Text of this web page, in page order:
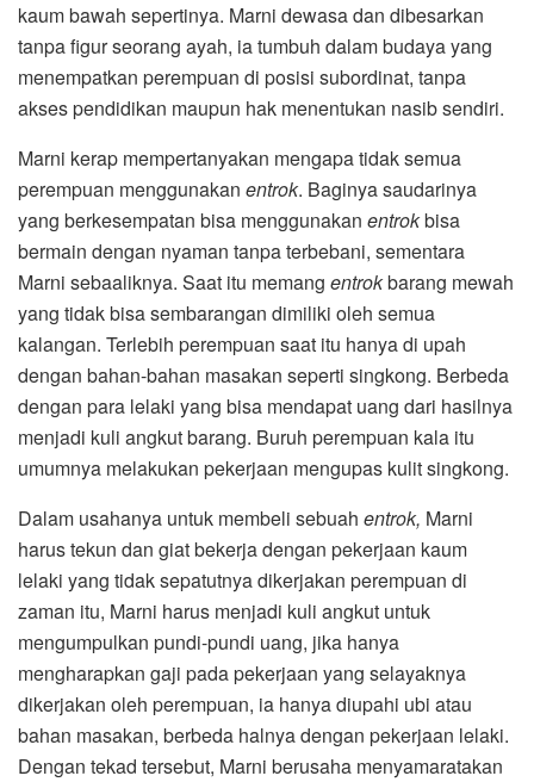
kaum bawah sepertinya. Marni dewasa dan dibesarkan
tanpa figur seorang ayah, ia tumbuh dalam budaya yang
menempatkan perempuan di posisi subordinat, tanpa
akses pendidikan maupun hak menentukan nasib sendiri.
Marni kerap mempertanyakan mengapa tidak semua
perempuan menggunakan entrok. Baginya saudarinya
yang berkesempatan bisa menggunakan entrokbisa
bermain dengan nyaman tanpa terbebani, sementara
Marni sebaaliknya. Saat itu memang entrokbarang mewah
yang tidak bisa sembarangan dimiliki oleh semua
kalangan. Terlebih perempuan saat itu hanya di upah
dengan bahan-bahan masakan seperti singkong. Berbeda
dengan para lelaki yang bisa mendapat uang dari hasilnya
menjadi kuli angkut barang. Buruh perempuan kala itu
umumnya melakukan pekerjaan mengupas kulit singkong.
Dalam usahanya untuk membeli sebuah entrok, Marni
harus tekun dan giat bekerja dengan pekerjaan kaum
lelaki yang tidak sepatutnya dikerjakan perempuan di
zaman itu, Marni harus menjadi kuli angkut untuk
mengumpulkan pundi-pundi uang, jika hanya
mengharapkan gaji pada pekerjaan yang selayaknya
dikerjakan oleh perempuan, ia hanya diupahi ubi atau
bahan masakan, berbeda halnya dengan pekerjaan lelaki.
Dengan tekad tersebut, Marni berusaha menyamaratakan